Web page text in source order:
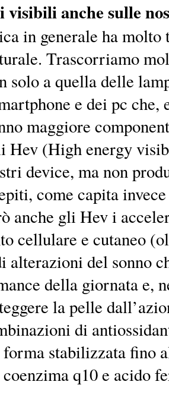
visibili anche sulle
in generale ha
Trascorriamo
solo a quella delle
e dei pc che,
maggiore
Hev (High energy
device, ma non
come capita
anche gli Hev i
cellulare e cutaneo
alterazioni del sonno
della giornata e,
la pelle
di
stabilizzata fino
q10 e acido